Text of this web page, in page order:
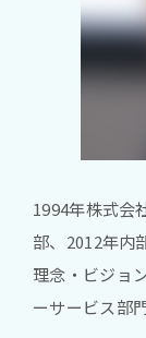
1994年株式会
部、2012年内
理念・ビジョ
ーサービス部